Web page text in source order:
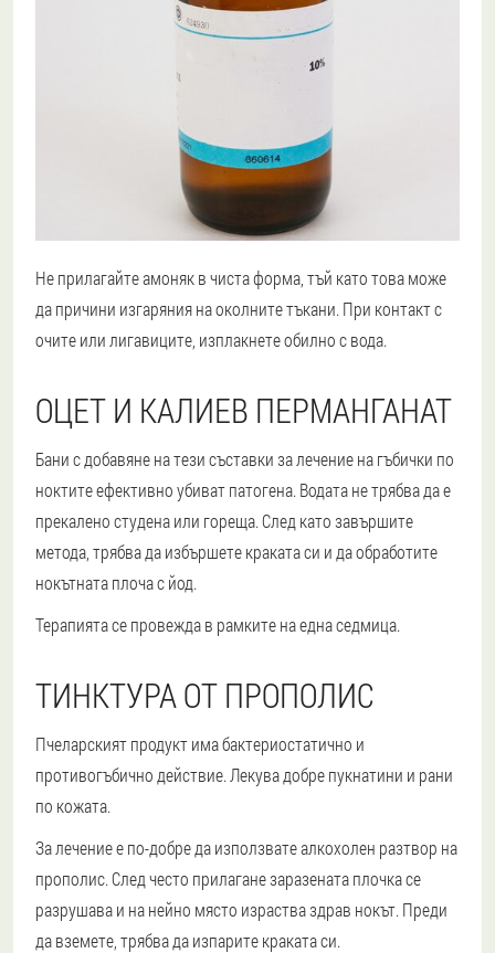
Не прилагайте амоняк в чиста форма, тъй като това може
да причини изгаряния на околните тъкани. При контакт с
очите или лигавиците, изплакнете обилно с вода.
ОЦЕТ И КАЛИЕВ ПЕРМАНГАНАТ
Бани с добавяне на тези съставки за лечение на гъбички по
ноктите ефективно убиват патогена. Водата не трябва да е
прекалено студена или гореща. След като завършите
метода, трябва да избършете краката си и да обработите
нокътната плоча с йод.
Терапията се провежда в рамките на една седмица.
ТИНКТУРА ОТ ПРОПОЛИС
Пчеларският продукт има бактериостатично и
противогъбично действие. Лекува добре пукнатини и рани
по кожата.
За лечение е по-добре да използвате алкохолен разтвор на
прополис. След често прилагане заразената плочка се
разрушава и на нейно място израства здрав нокът. Преди
да вземете, трябва да изпарите краката си.